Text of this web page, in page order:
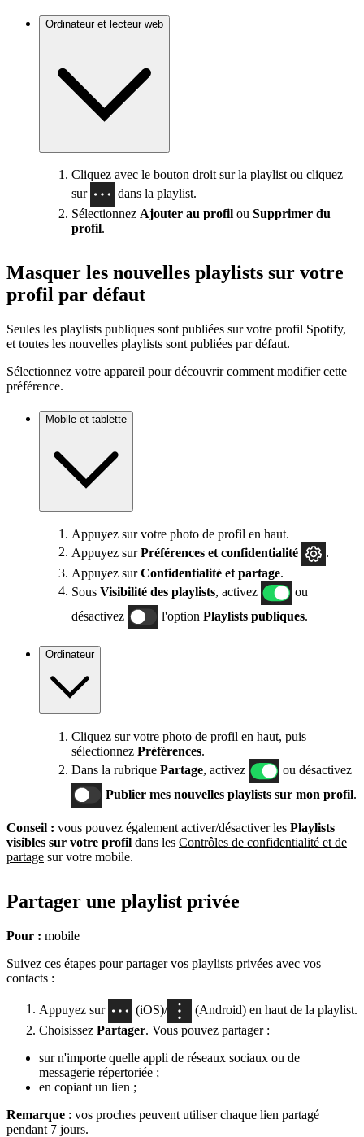
Ordinateur et lecteur web
Cliquez avec le bouton droit sur la playlist ou cliquez
sur
dans la playlist.
Sélectionnez Ajouter au profil ou Supprimer du
profil.
Masquer les nouvelles playlists sur votre
profil par défaut
Seules les playlists publiques sont publiées sur votre profil Spotify,
et toutes les nouvelles playlists sont publiées par défaut.
Sélectionnez votre appareil pour découvrir comment modifier cette
préférence.
Mobile et tablette
Appuyez sur votre photo de profil en haut.
Appuyez surPréférences et confidentialité
Appuyez surConfidentialité et partage.
Sous Visibilité des playlists , activez
ou
désactivez
l'option Playlists publiques.
Ordinateur
Cliquez sur votre photo de profil en haut, puis
sélectionnez Préférences.
Dans la rubrique Partage, activez
ou désactivez
Publier mes nouvelles playlists sur mon profil.
Conseil : vous pouvez également activer/désactiver les Playlists
visibles sur votre profil dans les Contrôles de confidentialité et de
partage sur votre mobile.
Partager une playlist privée
Pour : mobile
Suivez ces étapes pour partager vos playlists privées avec vos
contacts :
Appuyez sur (iOS)/
(Android) en haut de la playlist.
Choisissez Partager. Vous pouvez partager :
sur n'importe quelle appli de réseaux sociaux ou de
messagerie répertoriée ;
en copiant un lien ;
Remarque : vos proches peuvent utiliser chaque lien partagé
pendant 7 jours.